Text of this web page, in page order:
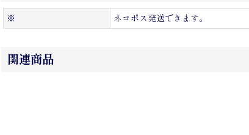
※ ネコポス発送できます。
関連商品